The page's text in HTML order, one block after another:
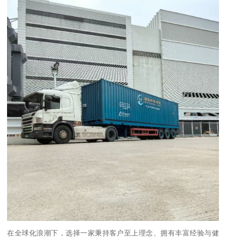
在全球化浪潮下，选择一家秉持客户至上理念、拥有丰富经验与健